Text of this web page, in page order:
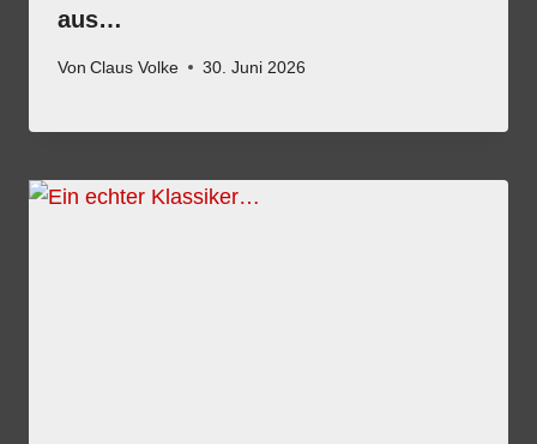
aus…
Von Claus Volke 30. Juni 2026